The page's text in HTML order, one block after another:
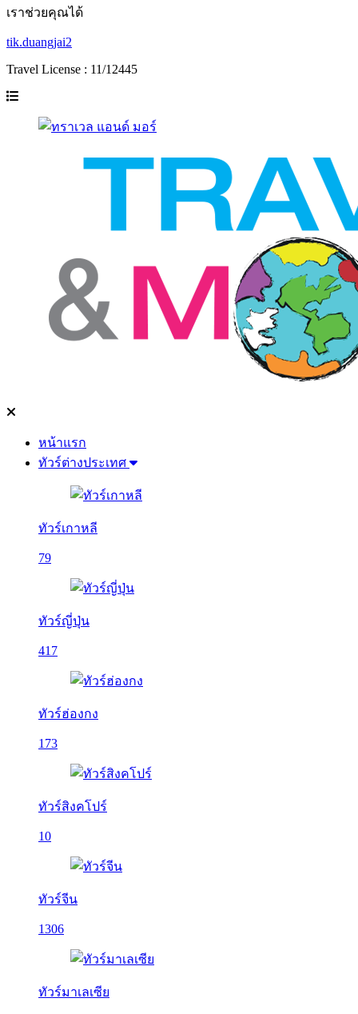
เราช่วยคุณได้
tik.duangjai2
Travel License : 11/12445
หน้าแรก
ทัวร์ต่างประเทศ
ทัวร์เกาหลี
79
ทัวร์ญี่ปุ่น
417
ทัวร์ฮ่องกง
173
ทัวร์สิงคโปร์
10
ทัวร์จีน
1306
ทัวร์มาเลเซีย